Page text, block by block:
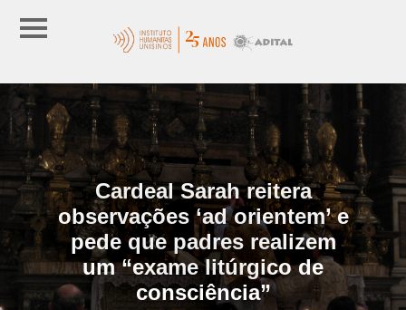
Cardeal Sarah reitera
observações ‘ad orientem’ e
pede que padres realizem
um “exame litúrgico de
consciência”